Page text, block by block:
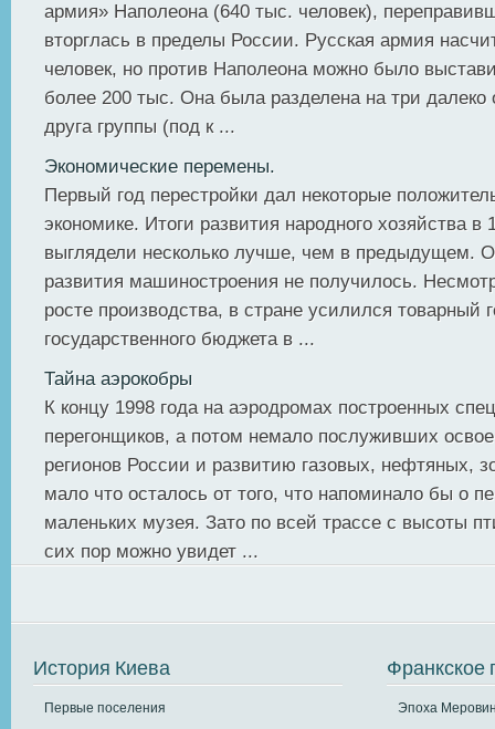
армия» Наполеона (640 тыс. человек),
вторглась в пределы России. Русская армия
человек, но против Наполеона можно было
более 200 тыс. Она была разделена на три далеко
друга группы (под к ...
Экономические перемены.
Первый год перестройки дал некоторые
экономике. Итоги развития народного хозяйства в
выглядели несколько лучше, чем в предыдущем.
развития машиностроения не получилось.
росте производства, в стране усилился товарный
государственного бюджета в ...
Тайна аэрокобры
К концу 1998 года на аэродромах построенных
перегонщиков, а потом немало послуживших
регионов России и развитию газовых, нефтяных,
мало что осталось от того, что напоминало бы о
маленьких музея. Зато по всей трассе с высоты
сих пор можно увидет ...
История Киева
Первые поселения
Франкское
Эпоха